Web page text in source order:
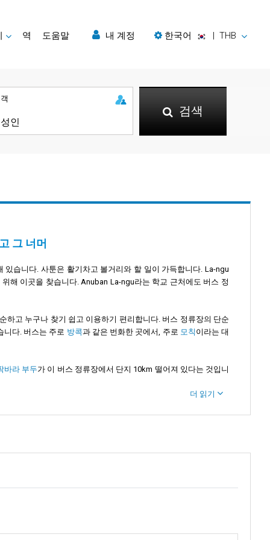
역 도움말 내 계정 한국어 | THB
검색
그 너머
있습니다. 사툰은 활기차고 볼거리와 할 일이 가득합니다. La-ngu
해 이곳을 찾습니다. Anuban La-ngu라는 학교 근처에도 버스 정
하고 누구나 찾기 쉽고 이용하기 편리합니다. 버스 정류장의 단순
니다. 버스는 주로 방콕과 같은 번화한 곳에서, 주로 모칙 이라는 대
바라 부두가 이 버스 정류장에서 단지 10km 떨어져 있다는 것입니
더 읽기